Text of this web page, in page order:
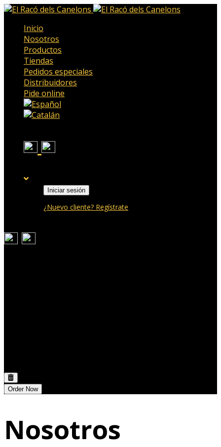
Inicio
Nosotros
Productos
Tiendas
Pedidos especiales
Distribuidores
Pide online
Iniciar sesión
¿Nuevo cliente? Regístrate
Order Now
Nosotros